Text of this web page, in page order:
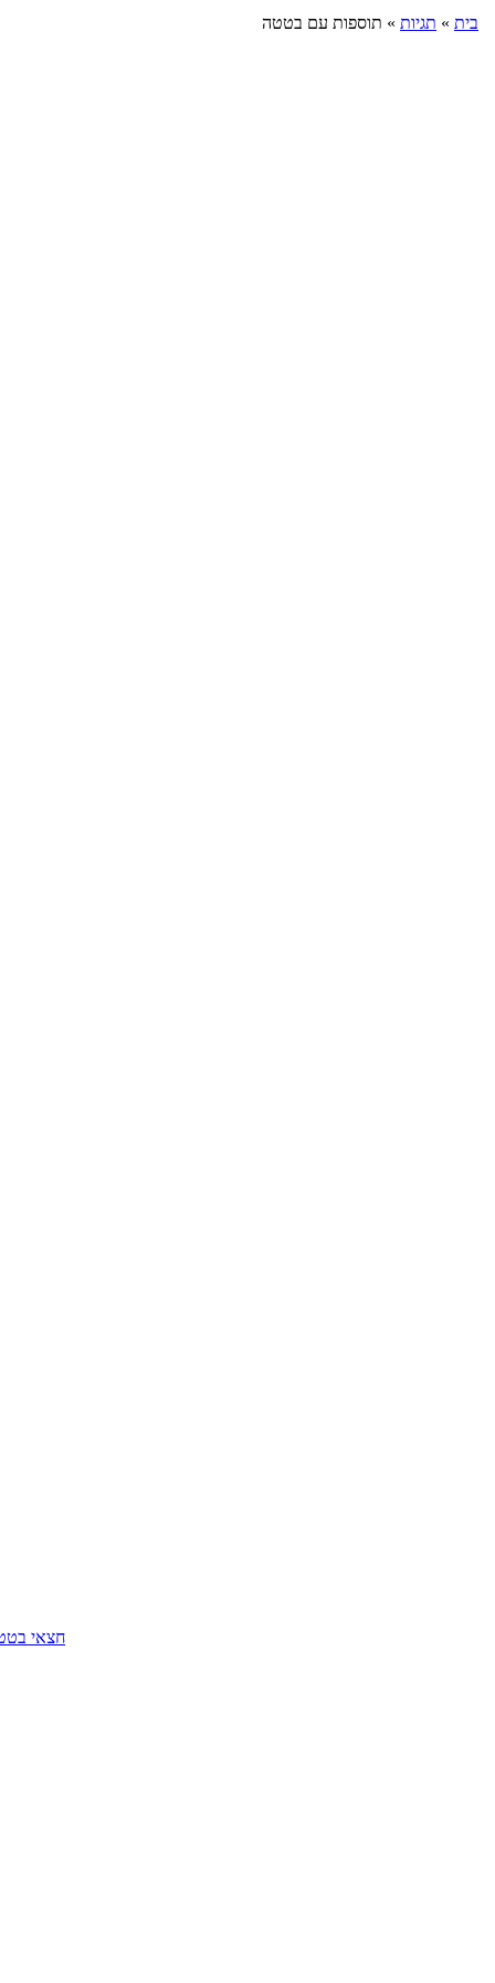
בית » תגיות » תוספות עם בטטה
חצאי